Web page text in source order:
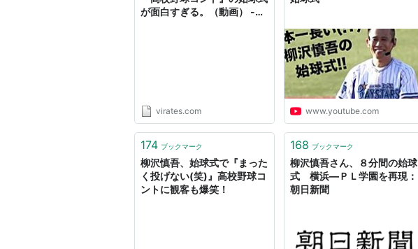
が面白すぎる。（動画） -
virates.com www.youtube.com
174 ブックマーク
柳沢慎吾、始球式で『まった
く投げない(笑)』高校野球コ
ントに観客も爆笑！
168 ブックマーク
柳沢慎吾さん、８分間の始球
式 横浜―ＰＬ学園を再現：
朝日新聞